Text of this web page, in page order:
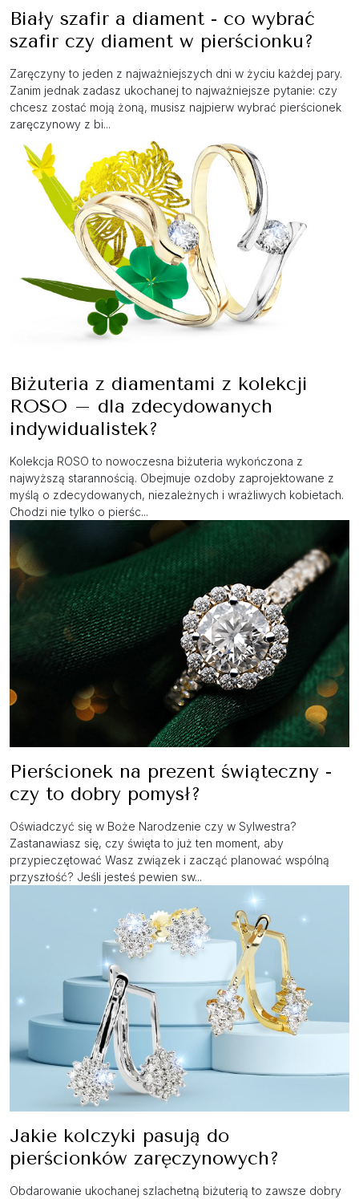
Biały szafir a diament - co wybrać
szafir czy diament w pierścionku?
Zaręczyny to jeden z najważniejszych dni w życiu każdej pary.
Zanim jednak zadasz ukochanej to najważniejsze pytanie: czy
chcesz zostać moją żoną, musisz najpierw wybrać pierścionek
zaręczynowy z bi...
Biżuteria z diamentami z kolekcji
ROSO – dla zdecydowanych
indywidualistek?
Kolekcja ROSO to nowoczesna biżuteria wykończona z
najwyższą starannością. Obejmuje ozdoby zaprojektowane z
myślą o zdecydowanych, niezależnych i wrażliwych kobietach.
Chodzi nie tylko o pierśc...
Pierścionek na prezent świąteczny -
czy to dobry pomysł?
Oświadczyć się w Boże Narodzenie czy w Sylwestra?
Zastanawiasz się, czy święta to już ten moment, aby
przypieczętować Wasz związek i zacząć planować wspólną
przyszłość? Jeśli jesteś pewien sw...
Jakie kolczyki pasują do
pierścionków zaręczynowych?
Obdarowanie ukochanej szlachetną biżuterią to zawsze dobry